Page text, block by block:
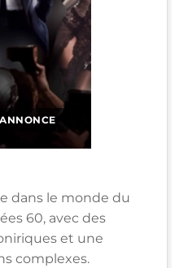
dans le monde du
60, avec des
et une
complexes.